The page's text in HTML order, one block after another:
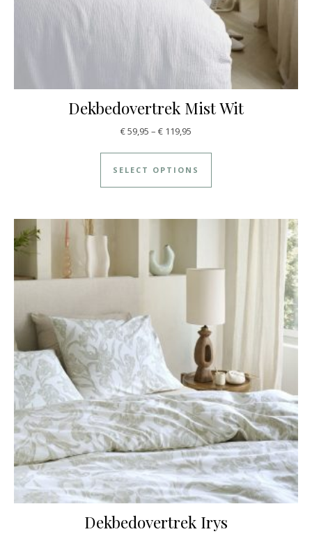
Dekbedovertrek Mist Wit
€59,95 – € 119,95
SELECT OPTIONS
Dekbedovertrek Irys